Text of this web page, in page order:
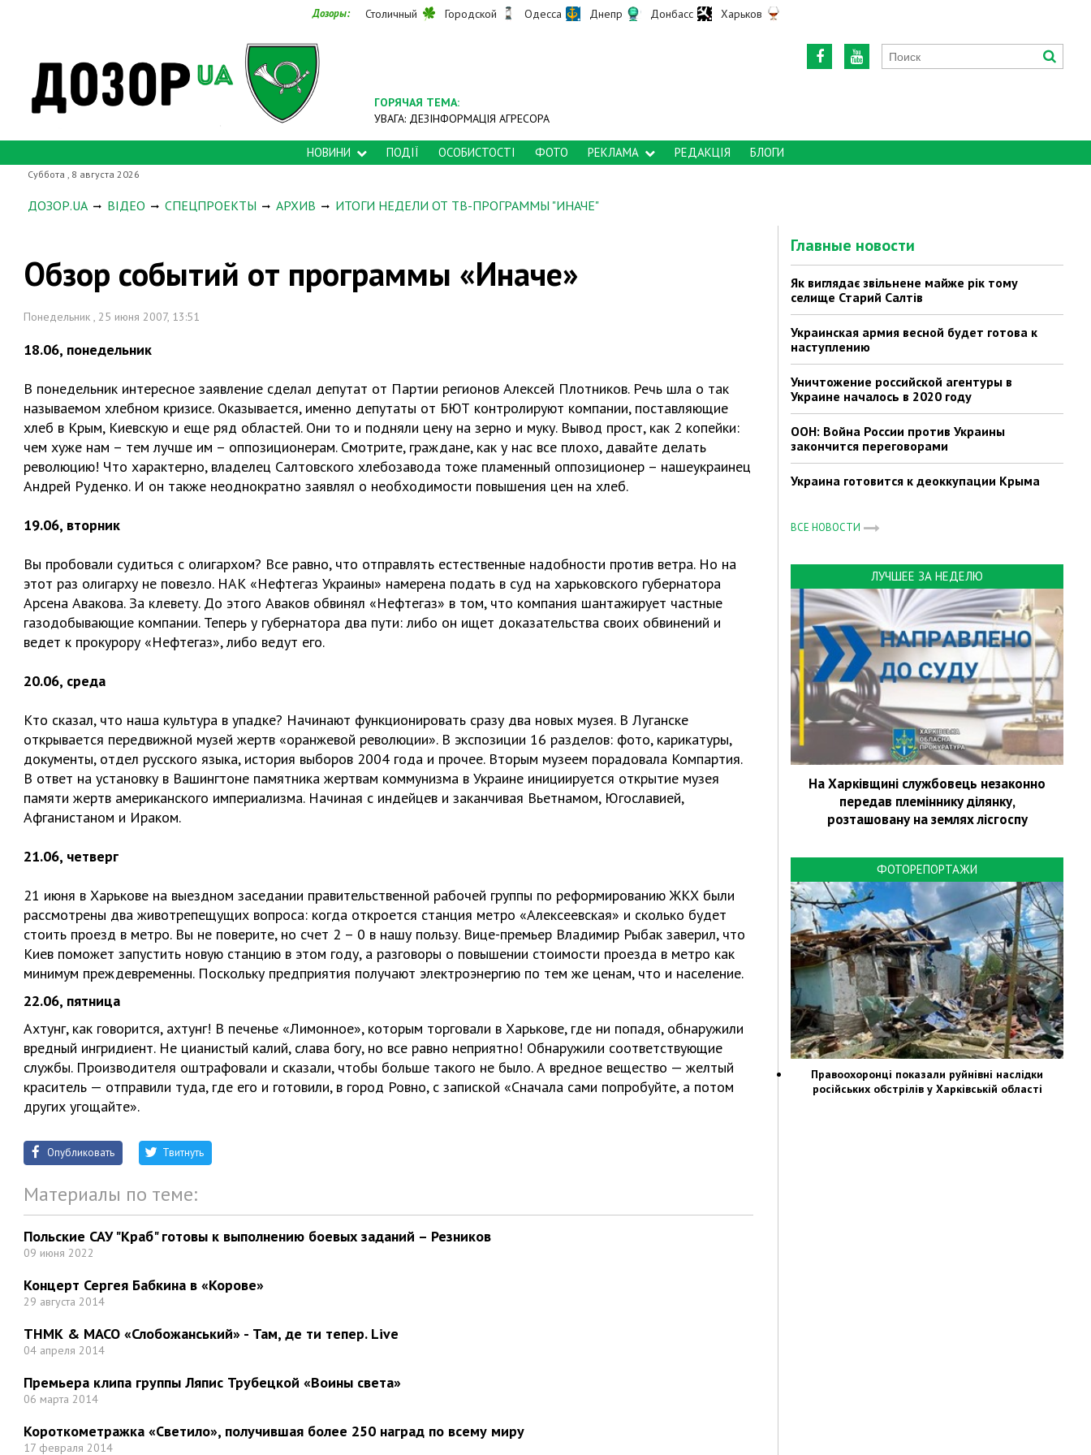
Дозоры: Столичный Городской Одесса Днепр Донбасс Харьков
ГОРЯЧАЯ ТЕМА:
УВАГА: ДЕЗІНФОРМАЦІЯ АГРЕСОРА
НОВИНИ ПОДІЇ ОСОБИСТОСТІ ФОТО РЕКЛАМА РЕДАКЦІЯ БЛОГИ
Суббота , 8 августа 2026
ДОЗОР.UA ВІДЕО СПЕЦПРОЕКТЫ АРХИВ ИТОГИ НЕДЕЛИ ОТ ТВ-ПРОГРАММЫ "ИНАЧЕ"
Обзор событий от программы «Иначе»
Понедельник , 25 июня 2007, 13:51
18.06, понедельник
В понедельник интересное заявление сделал депутат от Партии регионов Алексей Плотников. Речь шла о так
называемом хлебном кризисе. Оказывается, именно депутаты от БЮТ контролируют компании, поставляющие
хлеб в Крым, Киевскую и еще ряд областей. Они то и подняли цену на зерно и муку. Вывод прост, как 2 копейки:
чем хуже нам – тем лучше им – оппозиционерам. Смотрите, граждане, как у нас все плохо, давайте делать
революцию! Что характерно, владелец Салтовского хлебозавода тоже пламенный оппозиционер – нашеукраинец
Андрей Руденко. И он также неоднократно заявлял о необходимости повышения цен на хлеб.
19.06, вторник
Вы пробовали судиться с олигархом? Все равно, что отправлять естественные надобности против ветра. Но на
этот раз олигарху не повезло. НАК «Нефтегаз Украины» намерена подать в суд на харьковского губернатора
Арсена Авакова. За клевету. До этого Аваков обвинял «Нефтегаз» в том, что компания шантажирует частные
газодобывающие компании. Теперь у губернатора два пути: либо он ищет доказательства своих обвинений и
ведет к прокурору «Нефтегаз», либо ведут его.
20.06, среда
Кто сказал, что наша культура в упадке? Начинают функционировать сразу два новых музея. В Луганске
открывается передвижной музей жертв «оранжевой революции». В экспозиции 16 разделов: фото, карикатуры,
документы, отдел русского языка, история выборов 2004 года и прочее. Вторым музеем порадовала Компартия.
В ответ на установку в Вашингтоне памятника жертвам коммунизма в Украине инициируется открытие музея
памяти жертв американского империализма. Начиная с индейцев и заканчивая Вьетнамом, Югославией,
Афганистаном и Ираком.
21.06, четверг
21 июня в Харькове на выездном заседании правительственной рабочей группы по реформированию ЖКХ были
рассмотрены два животрепещущих вопроса: когда откроется станция метро «Алексеевская» и сколько будет
стоить проезд в метро. Вы не поверите, но счет 2 – 0 в нашу пользу. Вице-премьер Владимир Рыбак заверил, что
Киев поможет запустить новую станцию в этом году, а разговоры о повышении стоимости проезда в метро как
минимум преждевременны. Поскольку предприятия получают электроэнергию по тем же ценам, что и население.
22.06, пятница
Ахтунг, как говорится, ахтунг! В печенье «Лимонное», которым торговали в Харькове, где ни попадя, обнаружили
вредный ингридиент. Не цианистый калий, слава богу, но все равно неприятно! Обнаружили соответствующие
службы. Производителя оштрафовали и сказали, чтобы больше такого не было. А вредное вещество — желтый
краситель — отправили туда, где его и готовили, в город Ровно, с запиской «Сначала сами попробуйте, а потом
других угощайте».
Опубликовать Твитнуть
Материалы по теме:
Польские САУ "Краб" готовы к выполнению боевых заданий – Резников
09 июня 2022
Концерт Сергея Бабкина в «Корове»
29 августа 2014
ТНМК & МАСО «Слобожанський» - Там, де ти тепер. Live
04 апреля 2014
Премьера клипа группы Ляпис Трубецкой «Воины света»
06 марта 2014
Короткометражка «Светило», получившая более 250 наград по всему миру
17 февраля 2014
Главные новости
Як виглядає звільнене майже рік тому
селище Старий Салтів
Украинская армия весной будет готова к
наступлению
Уничтожение российской агентуры в
Украине началось в 2020 году
ООН: Война России против Украины
закончится переговорами
Украина готовится к деоккупации Крыма
ВСЕ НОВОСТИ
ЛУЧШЕЕ ЗА НЕДЕЛЮ
На Харківщині службовець незаконно
передав племіннику ділянку,
розташовану на землях лісгоспу
ФОТОРЕПОРТАЖИ
Правоохоронці показали руйнівні наслідки
російських обстрілів у Харківській області